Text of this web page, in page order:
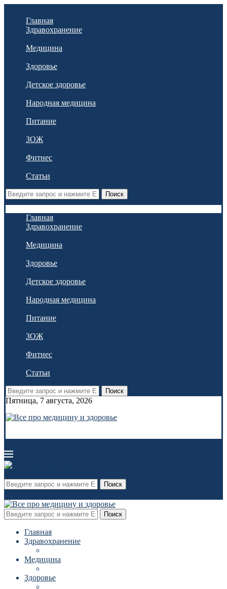
Главная
Здравохранение
Медицина
Здоровье
Детское здоровье
Народная медицина
Питание
ЗОЖ
Фитнес
Статьи
Поиск
Главная
Здравохранение
Медицина
Здоровье
Детское здоровье
Народная медицина
Питание
ЗОЖ
Фитнес
Статьи
Поиск
Пятница, 7 августа, 2026
Поиск
Поиск
Главная
Здравохранение
Медицина
Здоровье